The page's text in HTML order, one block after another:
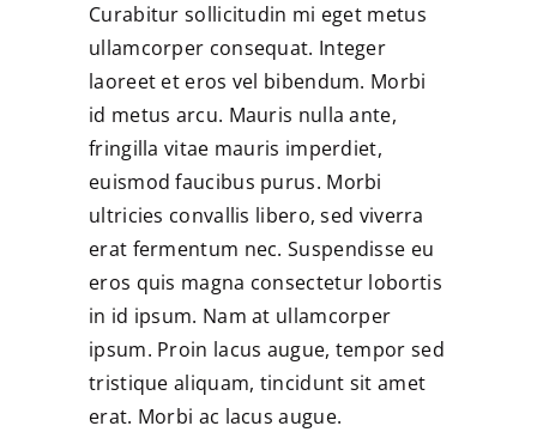
Curabitur sollicitudin mi eget metus
ullamcorper consequat. Integer
laoreet et eros vel bibendum. Morbi
id metus arcu. Mauris nulla ante,
fringilla vitae mauris imperdiet,
euismod faucibus purus. Morbi
ultricies convallis libero, sed viverra
erat fermentum nec. Suspendisse eu
eros quis magna consectetur lobortis
in id ipsum. Nam at ullamcorper
ipsum. Proin lacus augue, tempor sed
tristique aliquam, tincidunt sit amet
erat. Morbi ac lacus augue.